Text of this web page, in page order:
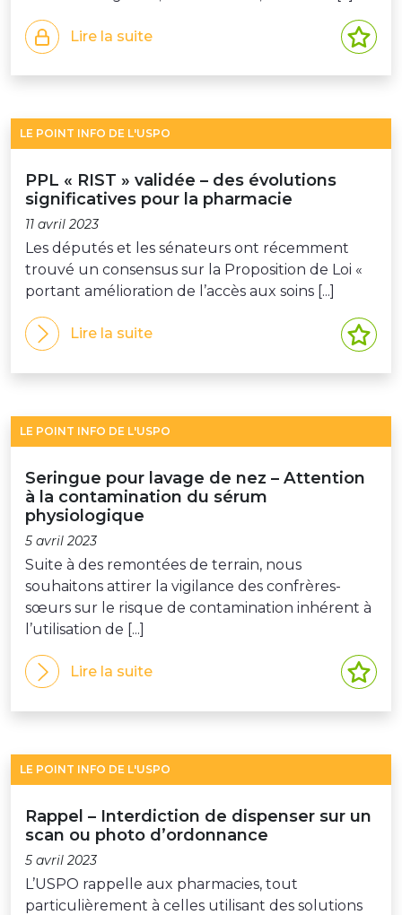
Lire la suite
LE POINT INFO DE L'USPO
PPL « RIST » validée – des évolutions
significatives pour la pharmacie
11 avril 2023
Les députés et les sénateurs ont récemment
trouvé un consensus sur la Proposition de Loi «
portant amélioration de l’accès aux soins [...]
Lire la suite
LE POINT INFO DE L'USPO
Seringue pour lavage de nez – Attention
à la contamination du sérum
physiologique
5 avril 2023
Suite à des remontées de terrain, nous
souhaitons attirer la vigilance des confrères-
sœurs sur le risque de contamination inhérent à
l’utilisation de [...]
Lire la suite
LE POINT INFO DE L'USPO
Rappel – Interdiction de dispenser sur un
scan ou photo d’ordonnance
5 avril 2023
L’USPO rappelle aux pharmacies, tout
particulièrement à celles utilisant des solutions